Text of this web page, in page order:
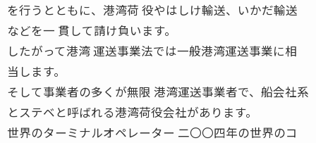
を行うとともに、港湾荷 役やはしけ輸送、いかだ輸送
などを一 貫して請け負います。
したがって港湾 運送事業法では一般港湾運送事業に相
当します。
そして事業者の多くが無限 港湾運送事業者で、船会社系
とステベと呼ばれる港湾荷役会社があります。
世界のターミナルオペレーター 二〇〇四年の世界のコ